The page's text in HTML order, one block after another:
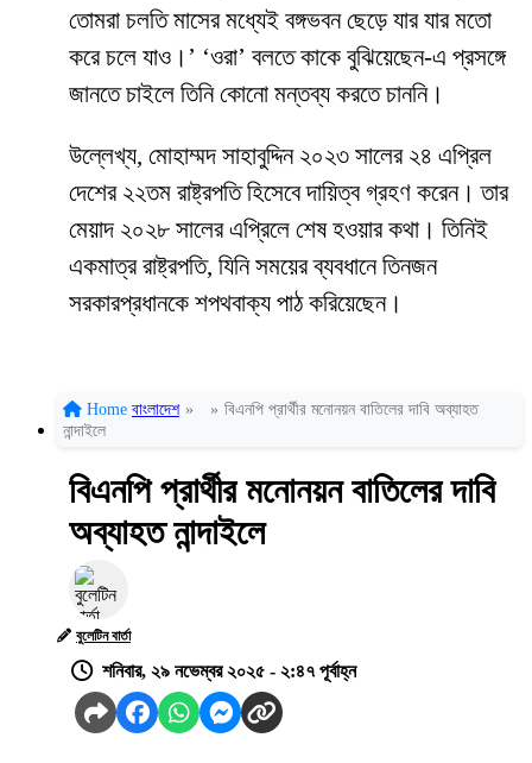
তোমরা চলতি মাসের মধ্যেই বঙ্গভবন ছেড়ে যার যার মতো
করে চলে যাও।’ ‘ওরা’ বলতে কাকে বুঝিয়েছেন-এ প্রসঙ্গে
জানতে চাইলে তিনি কোনো মন্তব্য করতে চাননি।
উল্লেখ্য, মোহাম্মদ সাহাবুদ্দিন ২০২৩ সালের ২৪ এপ্রিল
দেশের ২২তম রাষ্ট্রপতি হিসেবে দায়িত্ব গ্রহণ করেন। তার
মেয়াদ ২০২৮ সালের এপ্রিলে শেষ হওয়ার কথা। তিনিই
একমাত্র রাষ্ট্রপতি, যিনি সময়ের ব্যবধানে তিনজন
সরকারপ্রধানকে শপথবাক্য পাঠ করিয়েছেন।
Home বাংলাদেশ » » বিএনপি প্রার্থীর মনোনয়ন বাতিলের দাবি অব্যাহত
নান্দাইলে
বিএনপি প্রার্থীর মনোনয়ন বাতিলের দাবি
অব্যাহত নান্দাইলে
বুলেটিন বার্তা
শনিবার, ২৯ নভেম্বর ২০২৫ - ২:৪৭ পূর্বাহ্ন